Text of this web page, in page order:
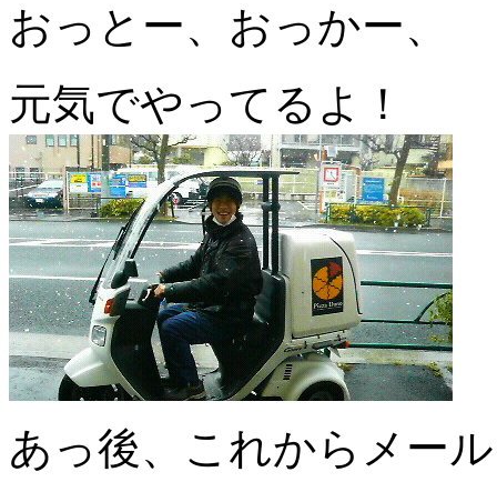
おっとー、おっかー、
元気でやってるよ！
あっ後、これからメー